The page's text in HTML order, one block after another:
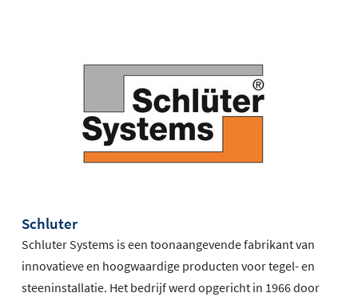
Schluter
Schluter Systems is een toonaangevende fabrikant van
innovatieve en hoogwaardige producten voor tegel- en
steeninstallatie. Het bedrijf werd opgericht in 1966 door